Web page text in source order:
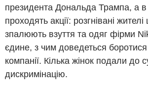
президента Дональда Трампа, а в
проходять акції: розгнівані жителі
зпалюють взуття та одяг фірми
єдине, з чим доведеться
компанії. Кілька жінок подали до
дискримінацію.